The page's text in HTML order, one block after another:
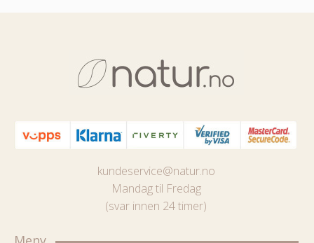
kundeservice@natur.no
Mandag til Fredag
(svar innen 24 timer)